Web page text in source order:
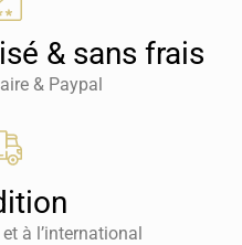
& sans frais
& Paypal
à l’international